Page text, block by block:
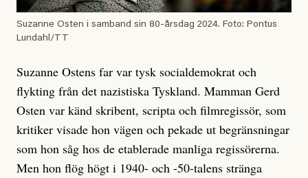
Suzanne Osten i samband sin 80-årsdag 2024. Foto: Pontus
Lundahl/TT
Suzanne Ostens far var tysk socialdemokrat och
flykting från det nazistiska Tyskland. Mamman Gerd
Osten var känd skribent, scripta och filmregissör, som
kritiker visade hon vägen och pekade ut begränsningar
som hon såg hos de etablerade manliga regissörerna.
Men hon flög högt i 1940- och -50-talens stränga